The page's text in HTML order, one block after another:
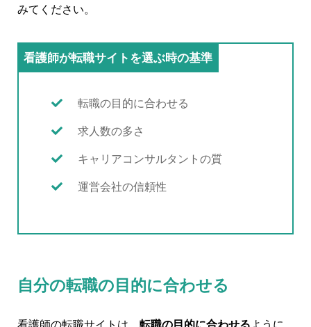
みてください。
看護師が転職サイトを選ぶ時の基準
転職の目的に合わせる
求人数の多さ
キャリアコンサルタントの質
運営会社の信頼性
自分の転職の目的に合わせる